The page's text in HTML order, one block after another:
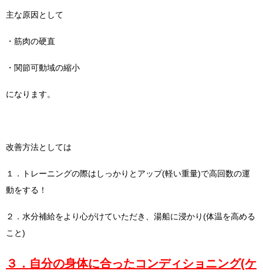
主な原因として
・筋肉の硬直
・関節可動域の縮小
になります。
改善方法としては
１．トレーニングの際はしっかりとアップ(軽い重量)で高回数の運
動をする！
２．水分補給をより心がけていただき、湯船に浸かり(体温を高める
こと)
３．自分の身体に合ったコンディショニング(ケ